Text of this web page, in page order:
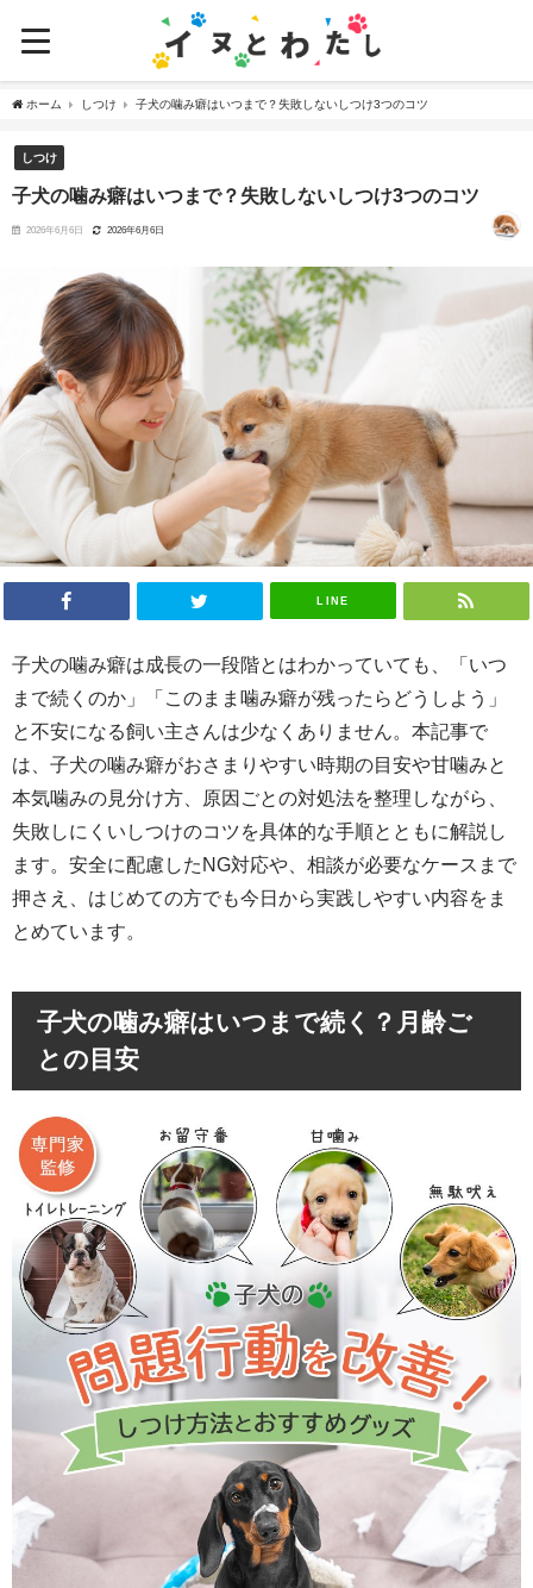
ホーム しつけ 子犬の噛み癖はいつまで？失敗しないしつけ3つのコツ
しつけ
子犬の噛み癖はいつまで？失敗しないしつけ3つのコツ
2026年6月6日 2026年6月6日
LINE
子犬の噛み癖は成長の一段階とはわかっていても、「いつ
まで続くのか」「このまま噛み癖が残ったらどうしよう」
と不安になる飼い主さんは少なくありません。本記事で
は、子犬の噛み癖がおさまりやすい時期の目安や甘噛みと
本気噛みの見分け方、原因ごとの対処法を整理しながら、
失敗しにくいしつけのコツを具体的な手順とともに解説し
ます。安全に配慮したNG対応や、相談が必要なケースまで
押さえ、はじめての方でも今日から実践しやすい内容をま
とめています。
子犬の噛み癖はいつまで続く？月齢ご
との目安